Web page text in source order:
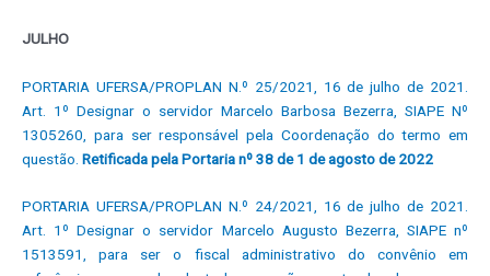
JULHO
PORTARIA UFERSA/PROPLAN N.º 25/2021, 16 de julho de 2021.
Art. 1º Designar o servidor Marcelo Barbosa Bezerra, SIAPE Nº
1305260, para ser responsável pela Coordenação do termo em
questão. Retificada pela Portaria nº 38 de 1 de agosto de 2022
PORTARIA UFERSA/PROPLAN N.º 24/2021, 16 de julho de 2021.
Art. 1º Designar o servidor Marcelo Augusto Bezerra, SIAPE nº
1513591, para ser o fiscal administrativo do convênio em